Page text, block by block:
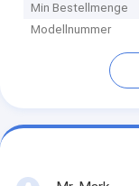
Min Bestellmenge
Modellnummer